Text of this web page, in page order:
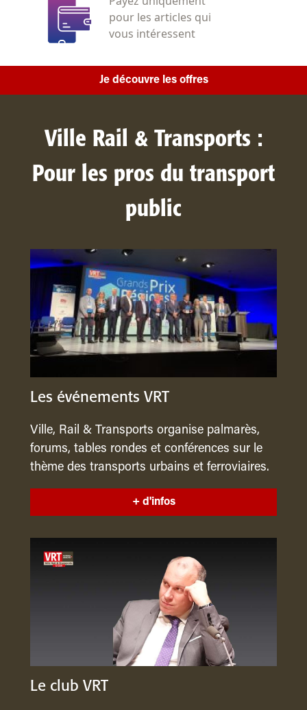
pour les articles qui
vous intéressent
Je découvre les offres
Ville Rail & Transports :
Pour les pros du transport
public
Les événements VRT
Ville, Rail & Transports organise palmarès,
forums, tables rondes et conférences sur le
thème des transports urbains et ferroviaires.
+ d'infos
Le club VRT